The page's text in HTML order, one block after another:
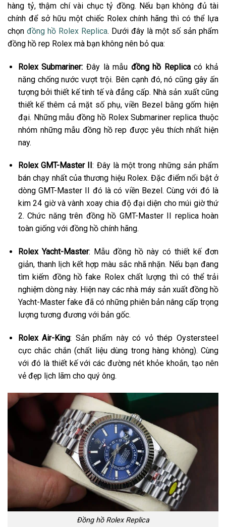
hàng tỷ, thậm chí vài chục tỷ đồng. Nếu bạn không đủ tài
chính để sở hữu một chiếc Rolex chính hãng thì có thể lựa
chọn đồng hồ Rolex Replica. Dưới đây là một số sản phẩm
đồng hồ rep Rolex mà bạn không nên bỏ qua:
Rolex Submariner: Đây là mẫu đồng hồ Replicacó khả
năng chống nước vượt trội. Bên cạnh đó, nó cũng gây ấn
tượng bởi thiết kế tinh tế và đẳng cấp. Nhà sản xuất cũng
thiết kế thêm cả mặt số phụ, viền Bezel bằng gốm hiện
đại. Những mẫu đồng hồ Rolex Submariner replica thuộc
nhóm những mẫu đồng hồ rep được yêu thích nhất hiện
nay.
Rolex GMT-Master II: Đây là một trong những sản phẩm
bán chạy nhất của thương hiệu Rolex. Đặc điểm nổi bật ở
dòng GMT-Master II đó là có viền Bezel. Cùng với đó là
kim 24 giờ và vành xoay chia độ đại diện cho múi giờ thứ
2. Chức năng trên đồng hồ GMT-Master II replica hoàn
toàn giống với đồng hồ chính hãng.
Rolex Yacht-Master: Mẫu đồng hồ này có thiết kế đơn
giản, thanh lịch kết hợp màu sắc nhã nhặn. Nếu bạn đang
tìm kiếm đồng hồ fake Rolex chất lượng thì có thể trải
nghiệm dòng này. Hiện nay các nhà máy sản xuất đồng hồ
Yacht-Master fake đã có những phiên bản nâng cấp trọng
lượng tương đương với bản gốc.
Rolex Air-King: Sản phẩm này có vỏ thép Oystersteel
cực chắc chắn (chất liệu dùng trong hàng không). Cùng
với đó là thiết kế với các đường nét khỏe khoắn, tạo nên
vẻ đẹp lịch lãm cho quý ông.
Đồng hồ Rolex Replica